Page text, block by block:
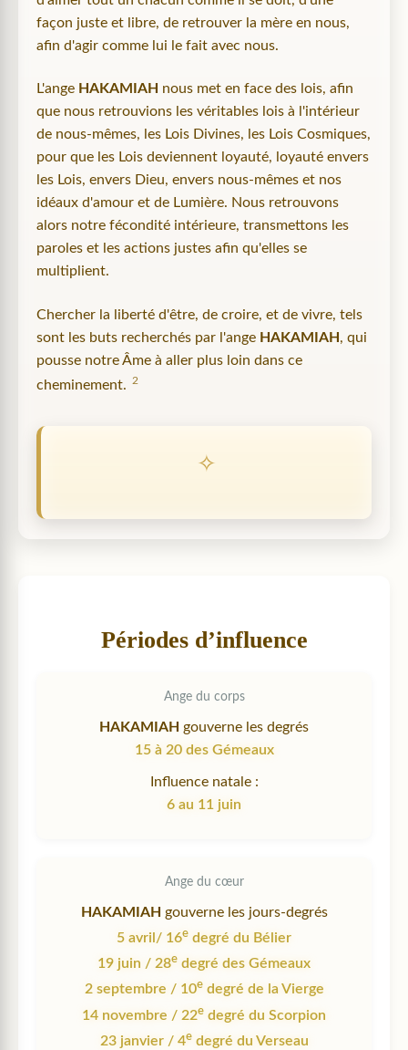
façon juste et libre, de retrouver la mère en nous,
afin d'agir comme lui le fait avec nous.
L'ange HAKAMIAH nous met en face des lois, afin
que nous retrouvions les véritables lois à l'intérieur
de nous-mêmes, les Lois Divines, les Lois Cosmiques,
pour que les Lois deviennent loyauté, loyauté envers
les Lois, envers Dieu, envers nous-mêmes et nos
idéaux d'amour et de Lumière. Nous retrouvons
alors notre fécondité intérieure, transmettons les
paroles et les actions justes afin qu'elles se
multiplient.
Chercher la liberté d'être, de croire, et de vivre, tels
sont les buts recherchés par l'ange HAKAMIAH , qui
pousse notre Âme à aller plus loin dans ce
cheminement.
2
Périodes d’influence
Ange du corps
HAKAMIAH gouverne les degrés
15 à 20 des Gémeaux
Influence natale :
6 au 11 juin
Ange du cœur
HAKAMIAH gouverne les jours-degrés
5 avril/ 16e degré du Bélier
19 juin / 28e degré des Gémeaux
2 septembre / 10edegré de la Vierge
14 novembre / 22e degré du Scorpion
23 janvier / 4edegré du Verseau